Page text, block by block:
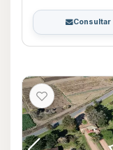
Consultar